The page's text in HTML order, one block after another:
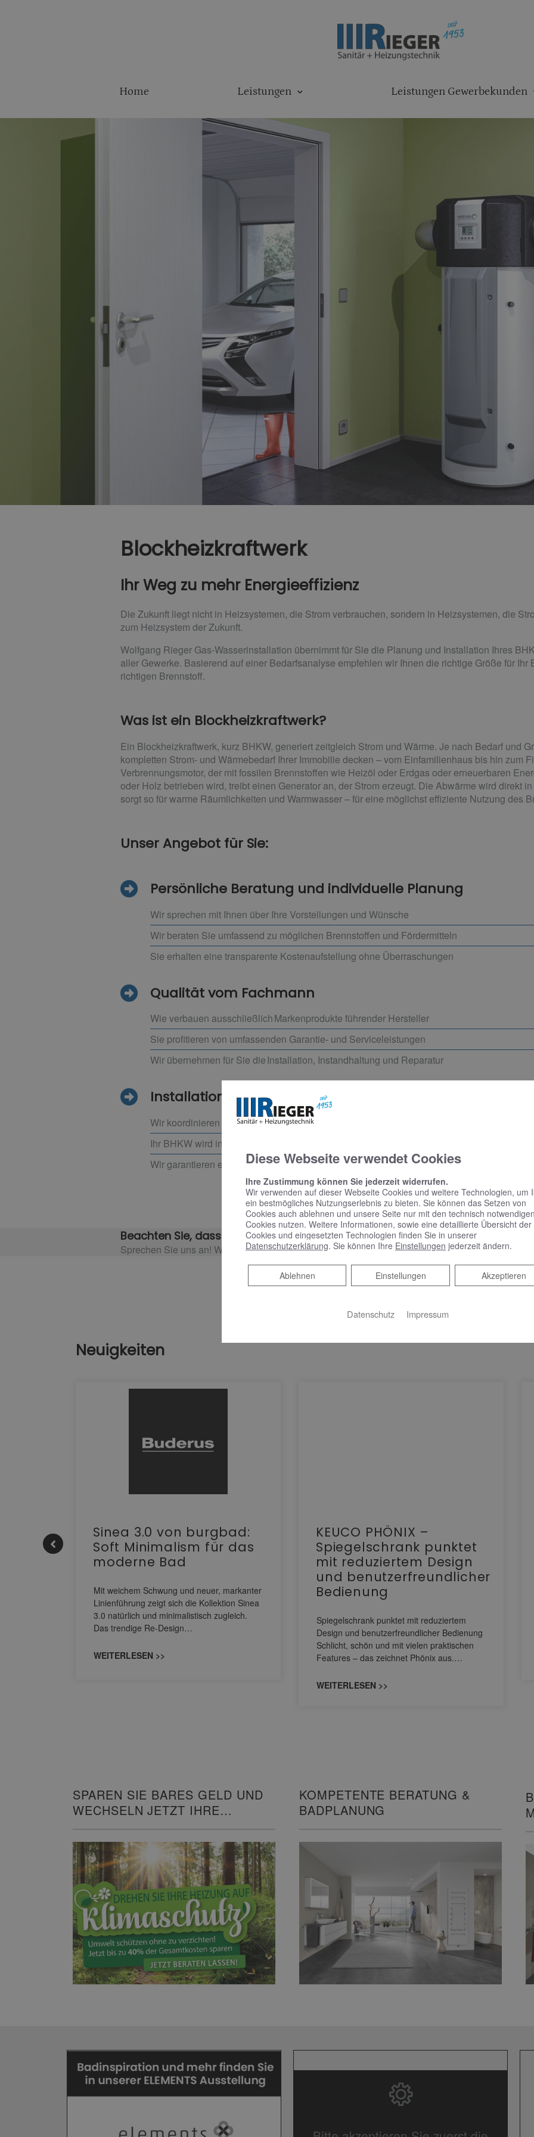
Home Leistungen Leistungen Gewerbekunden
Blockheizkraftwerk
Ihr Weg zu mehr Energieeffizienz
Die Zukunft liegt nicht in Heizsystemen, die Strom verbrauchen, sondern in Heizsystemen, die
zum Heizsystem der Zukunft.
Wolfgang Rieger Gas-Wasserinstallation übernimmt für Sie die Planung und Installation Ihres
aller Gewerke. Basierend auf einer Bedarfsanalyse empfehlen wir Ihnen die richtige Größe für Ihr
richtigen Brennstoff.
Was ist ein Blockheizkraftwerk?
Ein Blockheizkraftwerk, kurz BHKW, generiert zeitgleich Strom und Wärme. Je nach Bedarf und
kompletten Strom- und Wärmebedarf Ihrer Immobilie decken – vom Einfamilienhaus bis hin zum
Verbrennungsmotor, der mit fossilen Brennstoffen wie Heizöl oder Erdgas oder erneuerbaren
oder Holz betrieben wird, treibt einen Generator an, der Strom erzeugt. Die Abwärme wird direkt
sorgt so für warme Räumlichkeiten und Warmwasser – für eine möglichst effiziente Nutzung des
Unser Angebot für Sie:
Persönliche Beratung und individuelle Planung
Wir sprechen mit Ihnen über Ihre Vorstellungen und Wünsche
Wir beraten Sie umfassend zu möglichen Brennstoffen und Fördermitteln
Sie erhalten eine transparente Kostenaufstellung ohne Überraschungen
Qualität vom Fachmann
Wie verbauen ausschließlich Markenprodukte führender Hersteller
Sie profitieren von umfassenden Garantie- und Serviceleistungen
Wir übernehmen für Sie die Installation, Instandhaltung und Reparatur
Installation vom Profi
Wir koordinieren alle beteiligten Gewerke für Sie
Ihr BHKW wird individuell auf Ihr Heizsystem und Ihre Elektroanlagen abgestimmt
Wir garantieren eine sorgfältige und termingerechte Ausführung
Beachten Sie, dass es eventuell Fördermöglichkeiten gibt.
Sprechen Sie uns an! Wir informieren Sie.​
Neuigkeiten
Sinea 3.0 von burgbad:
Soft Minimalism für das
moderne Bad
Mit weichem Schwung und neuer, markanter
Linienführung zeigt sich die Kollektion Sinea
3.0 natürlich und minimalistisch zugleich.
Das trendige Re-Design…
WEITERLESEN >>
KEUCO PHÖNIX –
Spiegelschrank punktet
mit reduziertem Design
und benutzerfreundlicher
Bedienung
Spiegelschrank punktet mit reduziertem
Design und benutzerfreundlicher Bedienung
Schlicht, schön und mit vielen praktischen
Features – das zeichnet Phönix aus.…
WEITERLESEN >>
SPAREN SIE BARES GELD UND
WECHSELN JETZT IHRE
KOMPETENTE BERATUNG &
BADPLANUNG
Diese Webseite verwendet Cookies
Ihre Zustimmung können Sie jederzeit widerrufen.
Wir verwenden auf dieser Webseite Cookies und weitere Technologien, um
ein bestmögliches Nutzungserlebnis zu bieten. Sie können das Setzen von
Cookies auch ablehnen und unsere Seite nur mit den technisch notwendigen
Cookies nutzen. Weitere Informationen, sowie eine detaillierte Übersicht der
Cookies und eingesetzten Technologien finden Sie in unserer
Datenschutzerklärung. Sie können Ihre Einstellungen jederzeit ändern.
Akzeptieren
Einstellungen
Ablehnen
Ablehnen
Datenschutz Impressum